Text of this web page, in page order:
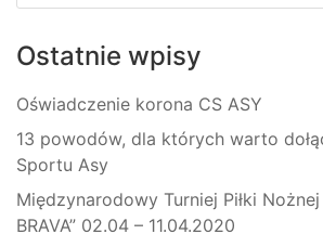
Ostatnie wpisy
Oświadczenie korona CS ASY
13 powodów, dla których warto
Sportu Asy
Międzynarodowy Turniej Piłki Nożnej
BRAVA” 02.04 – 11.04.2020